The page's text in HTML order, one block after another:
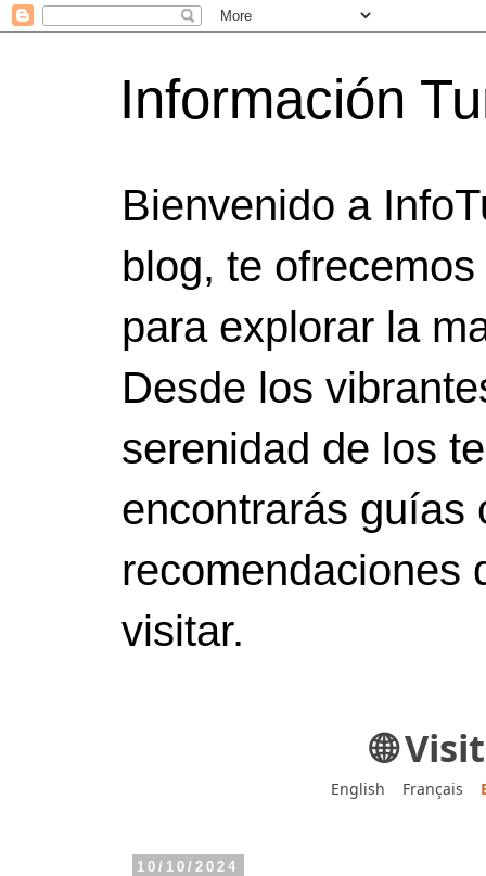
Información
Bienvenido a
blog, te
para explorar la
Desde los
serenidad de los
encontrarás guías
recomendaciones
visitar.
🌐
English Français
10/10/2024